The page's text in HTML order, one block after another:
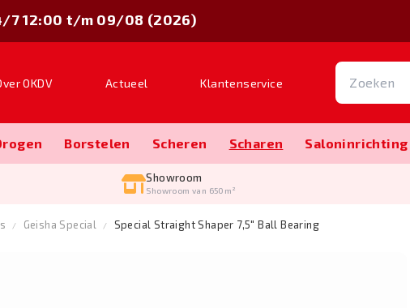
OKDV Actueel Klantenservice
Borstelen Scheren Scharen Salon­inrichting
Showroom
Showroom van 650m²
7 12:00 t/m 09/08 (2026)
Geisha Special Special Straight Shaper 7,5" Ball Bearing